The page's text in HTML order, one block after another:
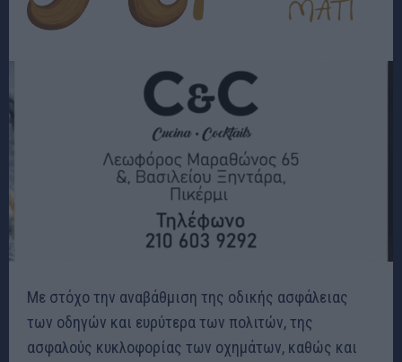
Με στόχο την αναβάθμιση της οδικής ασφάλειας
των οδηγών και ευρύτερα των πολιτών, της
ασφαλούς κυκλοφορίας των οχημάτων, καθώς και